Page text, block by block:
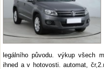
legálního původu. výkup všech
ihned a v hotovosti. automat,